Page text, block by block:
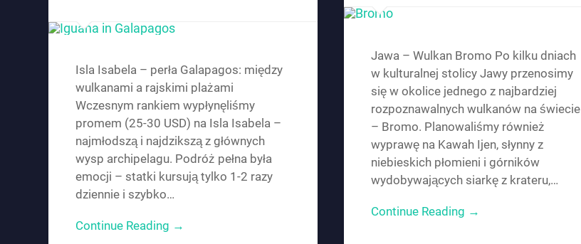
Jawa – Wulkan Bromo Po kilku dniach
w kulturalnej stolicy Jawy przenosimy
się w okolice jednego z najbardziej
rozpoznawalnych wulkanów na świecie
– Bromo. Planowaliśmy również
wyprawę na Kawah Ijen, słynny z
niebieskich płomieni i górników
wydobywających siarkę z krateru,…
Continue Reading →
Isla Isabela – perła Galapagos: między
wulkanami a rajskimi plażami
Wczesnym rankiem wypłynęliśmy
promem (25-30 USD) na Isla Isabela –
najmłodszą i najdzikszą z głównych
wysp archipelagu. Podróż pełna była
emocji – statki kursują tylko 1-2 razy
dziennie i szybko…
Continue Reading →